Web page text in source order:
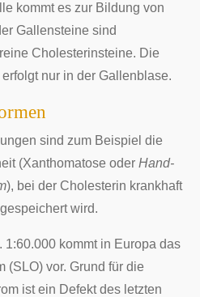
kommt es zur Bildung von
Gallensteine sind
Cholesterinsteine. Die
nur in der Gallenblase.
sind zum Beispiel die
(Xanthomatose oder Hand-
), bei der Cholesterin krankhaft
wird.
1:60.000 kommt in Europa das
(SLO) vor. Grund für die
ist ein Defekt des letzten